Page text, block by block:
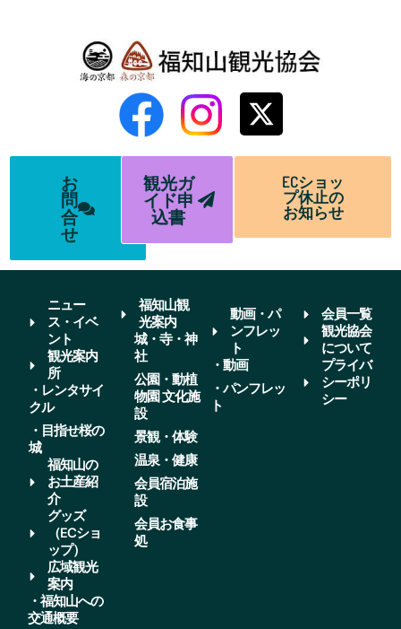
お
問
合
せ
観光ガ
イド申
込書
ECショッ
プ休止の
お知らせ
ニュー
ス・イベ
ント
観光案内
所
・レンタサイ
クル
・目指せ桜の
城
福知山の
お土産紹
介
グッズ
（ECショ
ップ）
広域観光
案内
・福知山への
交通概要
福知山観
光案内
城・寺・神
社
公園・動植
物園 文化施
設
景観・体験
温泉・健康
会員宿泊施
設
会員お食事
処
動画・パ
ンフレッ
ト
・動画
・パンフレッ
ト
会員一覧
観光協会
について
プライバ
シーポリ
シー